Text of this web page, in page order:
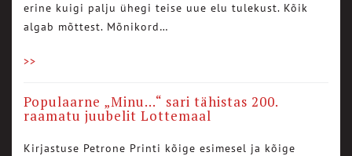
erine kuigi palju ühegi teise uue elu tulekust. Kõik
algab mõttest. Mõnikord…
>>
Populaarne „Minu…“ sari tähistas 200.
raamatu juubelit Lottemaal
Kirjastuse Petrone Printi kõige esimesel ja kõige